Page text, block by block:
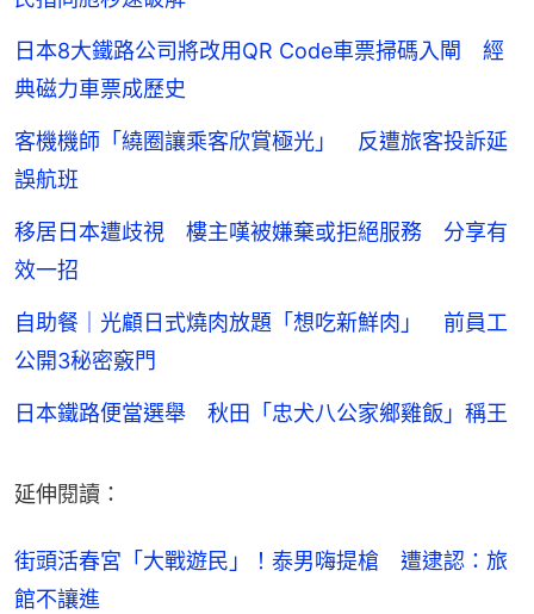
日本8大鐵路公司將改用QR Code車票掃碼入閘 經
典磁力車票成歷史
客機機師「繞圈讓乘客欣賞極光」 反遭旅客投訴延
誤航班
移居日本遭歧視 樓主嘆被嫌棄或拒絕服務 分享有
效一招
自助餐｜光顧日式燒肉放題「想吃新鮮肉」 前員工
公開3秘密竅門
日本鐵路便當選舉 秋田「忠犬八公家鄉雞飯」稱王
延伸閱讀：
街頭活春宮「大戰遊民」！泰男嗨提槍　遭逮認：旅
館不讓進